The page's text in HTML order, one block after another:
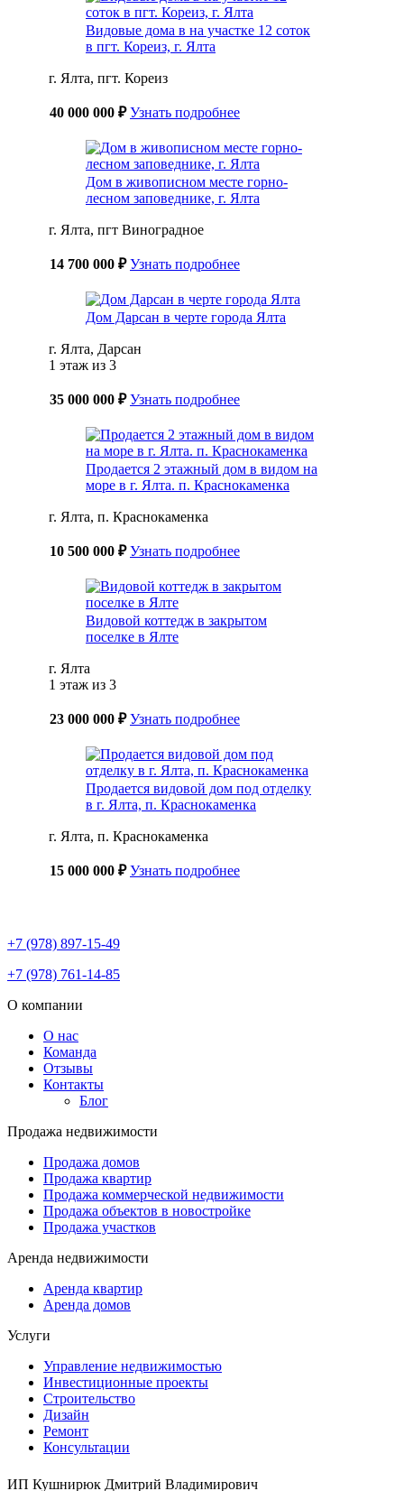
Видовые дома в на участке 12 соток
в пгт. Кореиз, г. Ялта
г. Ялта, пгт. Кореиз
40 000 000 ₽ Узнать подробнее
Дом в живописном месте горно-
лесном заповеднике, г. Ялта
г. Ялта, пгт Виноградное
14 700 000 ₽ Узнать подробнее
Дом Дарсан в черте города Ялта
г. Ялта, Дарсан
1 этаж из 3
35 000 000 ₽ Узнать подробнее
Продается 2 этажный дом в видом на
море в г. Ялта. п. Краснокаменка
г. Ялта, п. Краснокаменка
10 500 000 ₽ Узнать подробнее
Видовой коттедж в закрытом
поселке в Ялте
г. Ялта
1 этаж из 3
23 000 000 ₽ Узнать подробнее
Продается видовой дом под отделку
в г. Ялта, п. Краснокаменка
г. Ялта, п. Краснокаменка
15 000 000 ₽ Узнать подробнее
+7 (978) 897-15-49
+7 (978) 761-14-85
О компании
О нас
Команда
Отзывы
Контакты
Блог
Продажа недвижимости
Продажа домов
Продажа квартир
Продажа коммерческой недвижимости
Продажа объектов в новостройке
Продажа участков
Аренда недвижимости
Аренда квартир
Аренда домов
Услуги
Управление недвижимостью
Инвестиционные проекты
Строительство
Дизайн
Ремонт
Консультации
ИП Кушнирюк Дмитрий Владимирович